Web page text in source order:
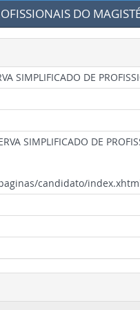
DO
SIMPLIFICADO DE
SIMPLIFICADO DE
candidato/